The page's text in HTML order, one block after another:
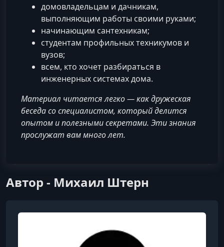
домовладельцам и дачникам,
выполняющим работы своими руками;
начинающим сантехникам;
студентам профильных техникумов и
вузов;
всем, кто хочет разбираться в
инженерных системах дома.
Материал читается легко — как дружеская
беседа со специалистом, который делится
опытом и полезными секретами. Эти знания
прослужат вам много лет.
Автор - Михаил Штерн